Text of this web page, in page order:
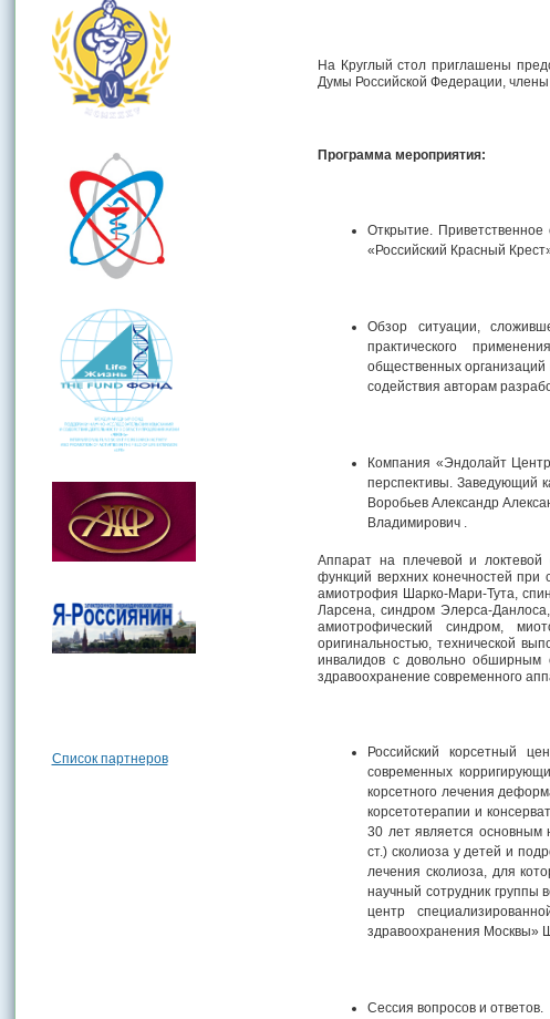
На Круглый стол приглашены
Думы Российской Федерации,
Программа мероприятия:
Открытие.
«Российский Красный
Обзор ситуации,
практического
общественных организаций
содействия авторам
Компания «Эндолайт
перспективы. Заведующий
Воробьев Александр
Владимирович .
Аппарат на плечевой и
функций верхних конечностей при
амиотрофия Шарко-Мари-Тута,
Ларсена, синдром Элерса-
амиотрофический синдром,
оригинальностью, технической
инвалидов с довольно обширным
здравоохранение современного
Российский корсетный
современных
корсетного лечения
корсетотерапии и
30 лет является основным
ст.) сколиоза у детей и
лечения сколиоза, для
научный сотрудник группы
центр
здравоохранения Москвы»
Сессия вопросов и ответов.
Список партнеров